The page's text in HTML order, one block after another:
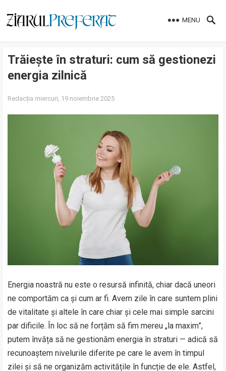
MENU
Trăiește în straturi: cum să gestionezi
energia zilnică
Redacția miercuri, 19 noiembrie 2025
Energia noastră nu este o resursă infinită, chiar dacă uneori
ne comportăm ca și cum ar fi. Avem zile în care suntem plini
de vitalitate și altele în care chiar și cele mai simple sarcini
par dificile. În loc să ne forțăm să fim mereu „la maxim”,
putem învăța să ne gestionăm energia în straturi — adică să
recunoaștem nivelurile diferite pe care le avem în timpul
zilei și să ne organizăm activitățile în funcție de ele. Astfel,